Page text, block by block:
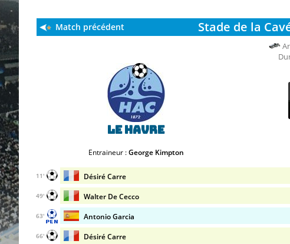
Stade de la
Match précédent
Le Havre
Entraineur :George Kimpton
Désiré Carre
11'
Walter De Cecco
49'
Antonio Garcia
63'
Désiré Carre
66'